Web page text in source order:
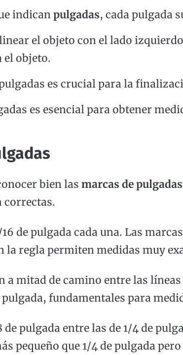
indicanpulgadas, cada pulgada
el objeto con el lado
el objeto.
es crucial para la
es esencial para obtener
bien las marcas de pulgadas
correctas.
de pulgada cada una. Las
la regla permiten medidas muy
a mitad de camino entre las
fundamentales para
pulgada entre las de 1/4 de
pequeño que 1/4 de pulgada